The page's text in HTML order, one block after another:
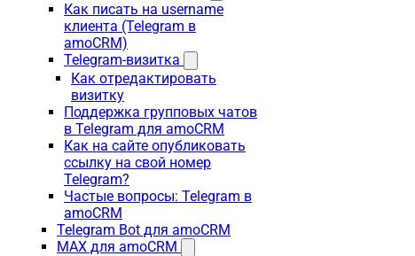
Как писать на username
клиента (Telegram в
amoCRM)
Telegram-визитка
Как отредактировать
визитку
Поддержка групповых чатов
в Telegram для amoCRM
Как на сайте опубликовать
ссылку на свой номер
Telegram?
Частые вопросы: Telegram в
amoCRM
Telegram Bot для amoCRM
MAX для amoCRM